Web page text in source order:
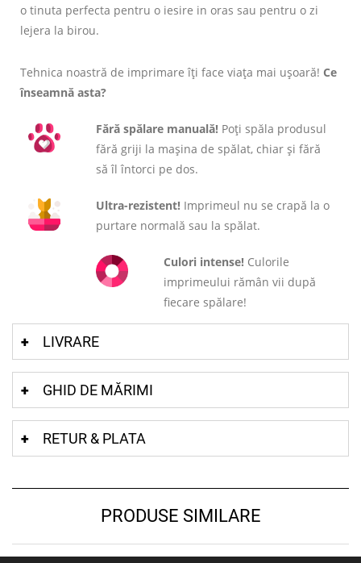
o tinuta perfecta pentru o iesire in oras sau pentru o zi
lejera la birou.
Tehnica noastră de imprimare îți face viața mai ușoară! Ce
înseamnă asta?
Fără spălare manuală! Poți spăla produsul
fără griji la mașina de spălat, chiar și fără
să îl întorci pe dos.
Ultra-rezistent! Imprimeul nu se crapă la o
purtare normală sau la spălat.
Culori intense! Culorile
imprimeului rămân vii după
fiecare spălare!
LIVRARE
GHID DE MĂRIMI
RETUR & PLATA
PRODUSE SIMILARE